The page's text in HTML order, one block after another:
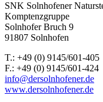
SNK Solnhofener
Komptenzgruppe
Solnhofer Bruch 9
91807 Solnhofen
T.: +49 (0) 9145/601-405
F.: +49 (0) 9145/601-424
info@dersolnhofener.de
www.dersolnhofener.de